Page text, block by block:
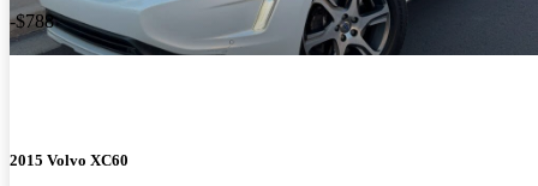
-$788
2015 Volvo XC60